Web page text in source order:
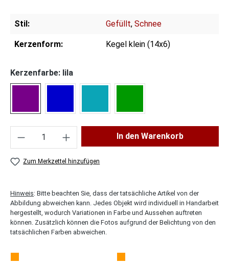
Stil: Gefüllt, Schnee
Kerzenform: Kegel klein (14x6)
Kerzenfarbe: lila
Produkt Anzahl: Gib den gewünschten
In den Warenkorb
Zum Merkzettel hinzufügen
Hinweis: Bitte beachten Sie, dass der tatsächliche Artikel von der
Abbildung abweichen kann. Jedes Objekt wird individuell in Handarbeit
hergestellt, wodurch Variationen in Farbe und Aussehen auftreten
können. Zusätzlich können die Fotos aufgrund der Belichtung von den
tatsächlichen Farben abweichen.